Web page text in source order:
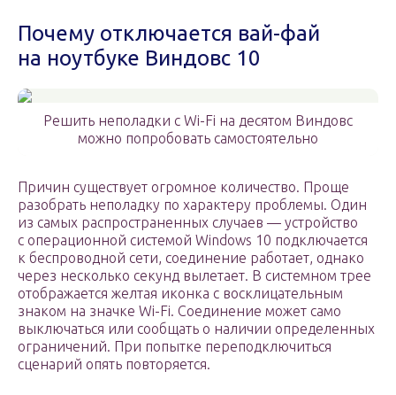
Почему отключается вай-фай
на ноутбуке Виндовс 10
Решить неполадки с Wi-Fi на десятом Виндовс
можно попробовать самостоятельно
Причин существует огромное количество. Проще
разобрать неполадку по характеру проблемы. Один
из самых распространенных случаев — устройство
с операционной системой Windows 10 подключается
к беспроводной сети, соединение работает, однако
через несколько секунд вылетает. В системном трее
отображается желтая иконка с восклицательным
знаком на значке Wi-Fi. Соединение может само
выключаться или сообщать о наличии определенных
ограничений. При попытке переподключиться
сценарий опять повторяется.